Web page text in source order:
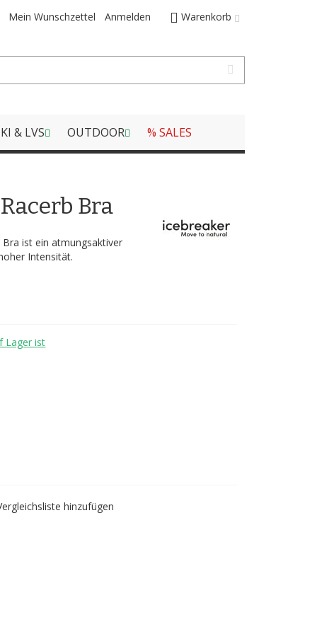
Warenkorb
Mein Wunschzettel Anmelden
& LVS OUTDOOR % SALES
Bra
ist ein atmungsaktiver
Intensität.
Lager ist
hinzufügen